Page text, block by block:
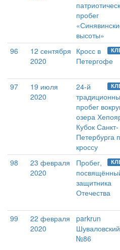
пробег
высоты»
96
12 сентября
2020
Кросс в
Петергофе
97
19 июля
2020
24-й
пробег
озера
Кубок Санкт-
Петербурга
кроссу
98
23 февраля
2020
Пробег,
защитника
Отечества
99
22 февраля
2020
parkrun
№86